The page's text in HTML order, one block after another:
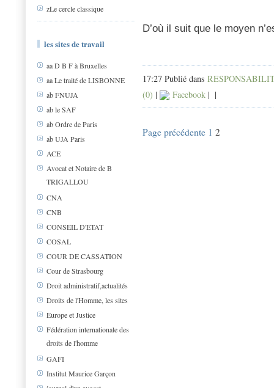
zLe cercle classique
les sites de travail
aa D B F à Bruxelles
aa Le traité de LISBONNE
ab FNUJA
ab le SAF
ab Ordre de Paris
ab UJA Paris
ACE
Avocat et Notaire de B
TRIGALLOU
CNA
CNB
CONSEIL D'ETAT
COSAL
COUR DE CASSATION
Cour de Strasbourg
Droit administratif,actualités
Droits de l'Homme, les sites
Europe et Justice
Fédération internationale des
droits de l'homme
GAFI
Institut Maurice Garçon
D’où il suit que le moyen
17:27 Publié dans
(0) | Facebook | |
Page précédente 1 2